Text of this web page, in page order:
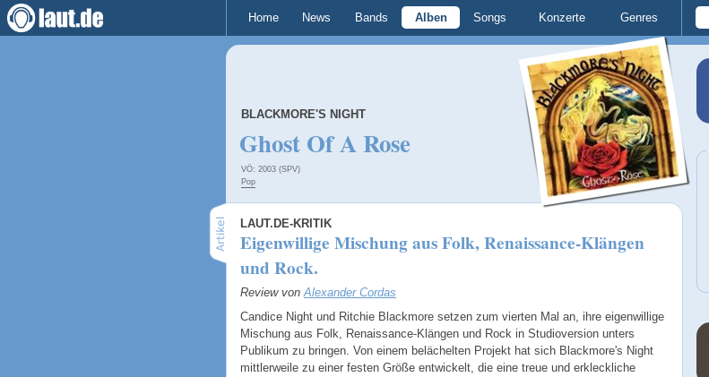
Home News Bands Alben Songs Konzerte Genres
BLACKMORE'S NIGHT
Ghost Of A Rose
VÖ: 2003 (SPV)
Pop
LAUT.DE-KRITIK
Eigenwillige Mischung aus Folk, Renaissance-Klängen
und Rock.
Review vonAlexander Cordas
Candice Night und Ritchie Blackmore setzen zum vierten Mal an, ihre eigenwillige
Mischung aus Folk, Renaissance-Klängen und Rock in Studioversion unters
Publikum zu bringen. Von einem belächelten Projekt hat sich Blackmore's Night
mittlerweile zu einer festen Größe entwickelt, die eine treue und erkleckliche